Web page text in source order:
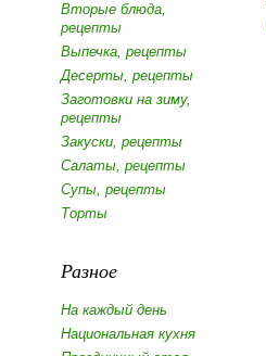
Вторые блюда,
рецепты
Выпечка, рецепты
Десерты, рецепты
Заготовки на зиму,
рецепты
Закуски, рецепты
Салаты, рецепты
Супы, рецепты
Торты
Разное
На каждый день
Национальная кухня